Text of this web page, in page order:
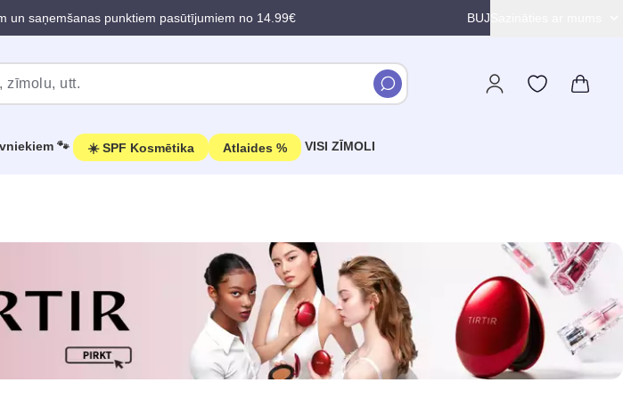
un saņemšanas punktiem pasūtījumiem no 14.99€ BUJ
🐾 ☀️ SPF Kosmētika Atlaides % VISI ZĪMOLI